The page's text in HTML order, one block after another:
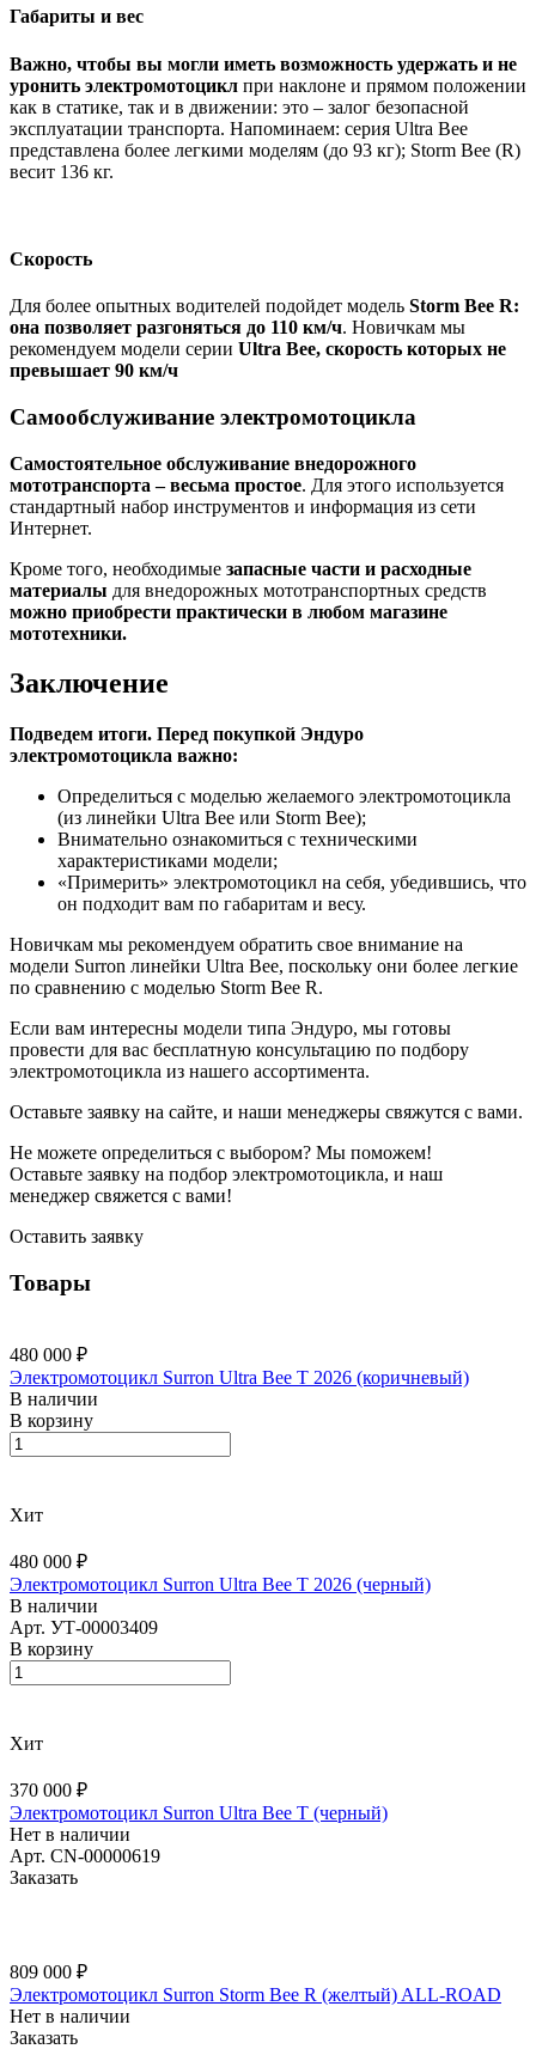
Габариты и вес
Важно, чтобы вы могли иметь возможность удержать и не
уронить электромотоцикл при наклоне и прямом положении
как в статике, так и в движении: это – залог безопасной
эксплуатации транспорта. Напоминаем: серия Ultra Bee
представлена более легкими моделям (до 93 кг); Storm Bee (R)
весит 136 кг.
Скорость
Для более опытных водителей подойдет модель Storm Bee R:
она позволяет разгоняться до 110 км/ч. Новичкам мы
рекомендуем модели серии Ultra Bee, скорость которых не
превышает 90 км/ч
Самообслуживание электромотоцикла
Самостоятельное обслуживание внедорожного
мототранспорта – весьма простое. Для этого используется
стандартный набор инструментов и информация из сети
Интернет.
Кроме того, необходимые запасные части и расходные
материалы для внедорожных мототранспортных средств
можно приобрести практически в любом магазине
мототехники.
Заключение
Подведем итоги. Перед покупкой Эндуро
электромотоцикла важно:
Определиться с моделью желаемого электромотоцикла
(из линейки Ultra Bee или Storm Bee);
Внимательно ознакомиться с техническими
характеристиками модели;
«Примерить» электромотоцикл на себя, убедившись, что
он подходит вам по габаритам и весу.
Новичкам мы рекомендуем обратить свое внимание на
модели Surron линейки Ultra Bee, поскольку они более легкие
по сравнению с моделью Storm Bee R.
Если вам интересны модели типа Эндуро, мы готовы
провести для вас бесплатную консультацию по подбору
электромотоцикла из нашего ассортимента.
Оставьте заявку на сайте, и наши менеджеры свяжутся с вами.
Не можете определиться с выбором? Мы поможем!
Оставьте заявку на подбор электромотоцикла, и наш
менеджер свяжется с вами!
Оставить заявку
Товары
480 000 ₽
Электромотоцикл Surron Ultra Bee T 2026 (коричневый)
В наличии
В корзину
Хит
480 000 ₽
Электромотоцикл Surron Ultra Bee T 2026 (черный)
В наличии
Арт. УТ-00003409
В корзину
Хит
370 000 ₽
Электромотоцикл Surron Ultra Bee T (черный)
Нет в наличии
Арт. CN-00000619
Заказать
809 000 ₽
Электромотоцикл Surron Storm Bee R (желтый) ALL-ROAD
Нет в наличии
Заказать